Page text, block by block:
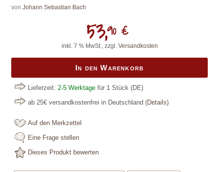
von Johann Sebastian Bach
53,90 €
inkl. 7 % MwSt., zzgl. Versandkosten
In den Warenkorb
Lieferzeit: 2-5 Werktage für 1 Stück (DE)
ab 25€ versandkostenfrei in Deutschland (Details)
Auf den Merkzettel
Eine Frage stellen
Dieses Produkt bewerten